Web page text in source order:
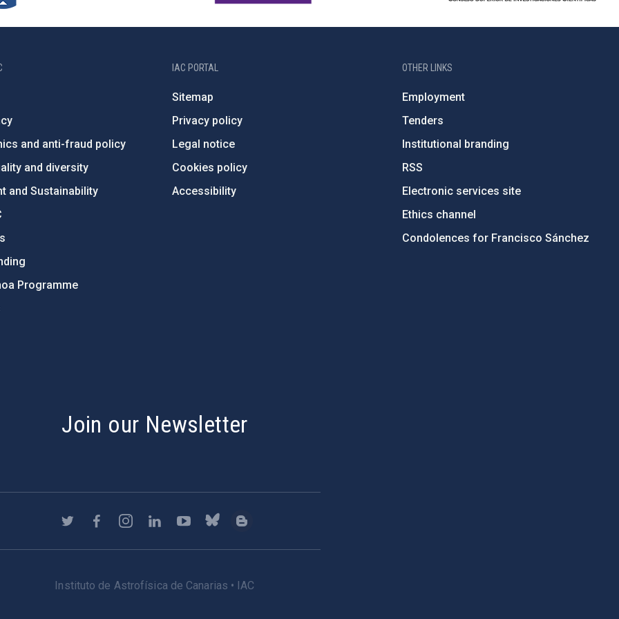
and anti-fraud policy
and diversity
and Sustainability
Programme
IAC PORTAL
Sitemap
Privacy policy
Legal notice
Cookies policy
Accessibility
OTHER LINKS
Employment
Tenders
Institutional branding
RSS
Electronic services site
Ethics channel
Condolences for Francisco Sánchez
Join our Newsletter
Instituto de Astrofísica de Canarias • IAC